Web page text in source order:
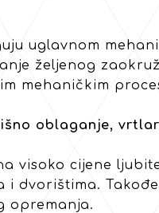
uglavnom
željenog
mehaničkim
oblaganje,
visoko cijene
dvorištima.
opremanja.